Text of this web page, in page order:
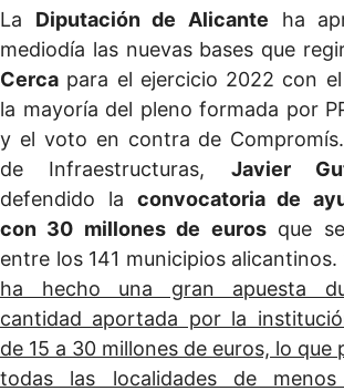
La Diputación de Alicante ha
mediodía las nuevas bases que
Cerca para el ejercicio 2022 con
la mayoría del pleno formada por
y el voto en contra de
de Infraestructuras, Javier
defendido la convocatoria de
con 30 millones de eurosque se
entre los 141 municipios alicantinos.
ha hecho una gran apuesta
cantidad aportada por la
de 15 a 30 millones de euros, lo que
todas las localidades de